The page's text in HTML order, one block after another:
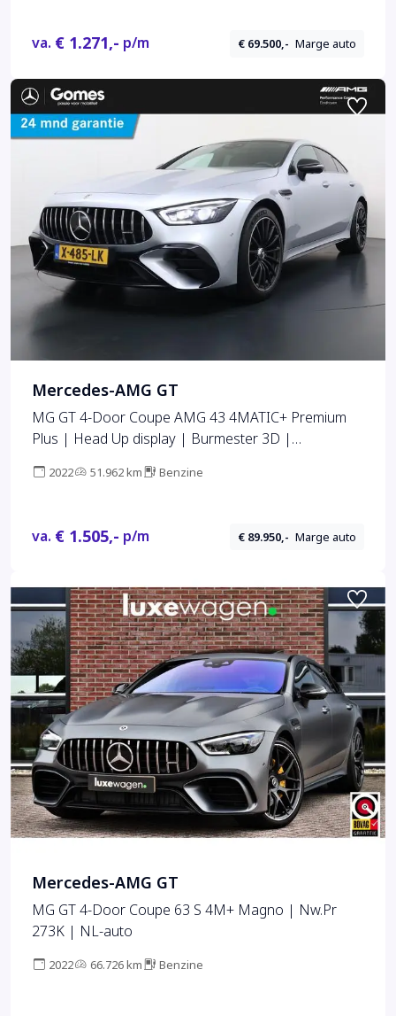
va. € 1.271,- p/m € 69.500,- Marge auto
Mercedes-AMG GT
MG GT 4-Door Coupe AMG 43 4MATIC+ Premium
Plus | Head Up display | Burmester 3D |
2022 51.962 km Benzine
va. € 1.505,- p/m € 89.950,- Marge auto
Mercedes-AMG GT
MG GT 4-Door Coupe 63 S 4M+ Magno | Nw.Pr
273K | NL-auto
2022 66.726 km Benzine